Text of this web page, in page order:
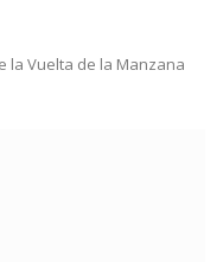
la Vuelta de la Manzana